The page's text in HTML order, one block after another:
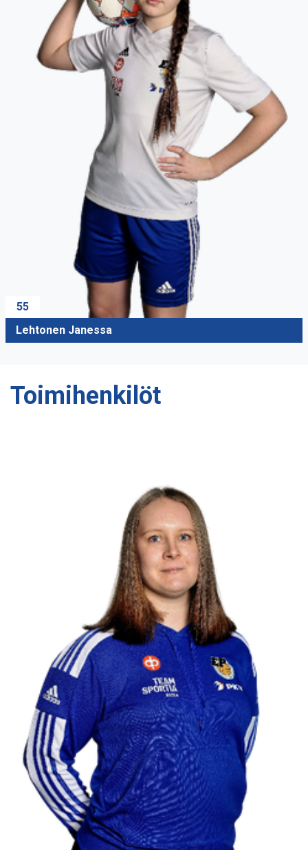
55
Lehtonen Janessa
Toimihenkilöt